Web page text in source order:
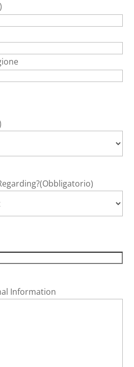
(Obbligatorio)
Information